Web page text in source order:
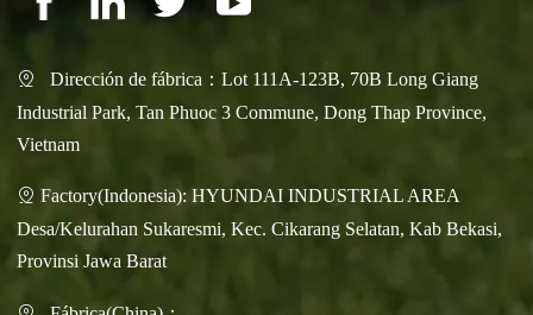

Dirección de fábrica：Lot 111A-123B, 70B Long Giang
Industrial Park, Tan Phuoc 3 Commune, Dong Thap Province,
Vietnam
 Factory(Indonesia): HYUNDAI INDUSTRIAL AREA
Desa/Kelurahan Sukaresmi, Kec. Cikarang Selatan, Kab Bekasi,
Provinsi Jawa Barat